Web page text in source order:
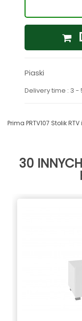
Piaski
Delivery time : 3 -
Prima PRTV107 Stolik
30